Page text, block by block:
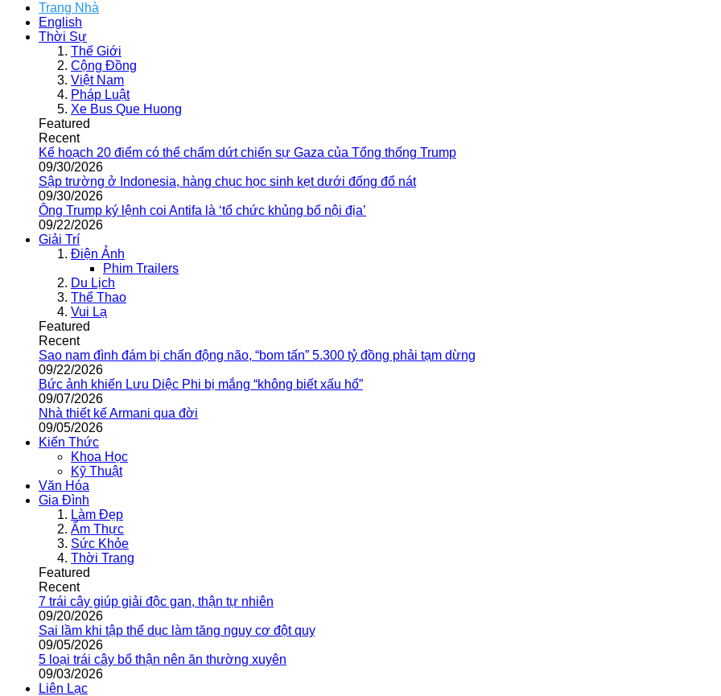
Trang Nhà
English
Thời Sự
Thế Giới
Cộng Đồng
Việt Nam
Pháp Luật
Xe Bus Que Huong
Featured
Recent
Kế hoạch 20 điểm có thể chấm dứt chiến sự Gaza của Tổng thống Trump
09/30/2026
Sập trường ở Indonesia, hàng chục học sinh kẹt dưới đống đổ nát
09/30/2026
Ông Trump ký lệnh coi Antifa là ‘tổ chức khủng bố nội địa’
09/22/2026
Giải Trí
Điện Ảnh
Phim Trailers
Du Lịch
Thể Thao
Vui Lạ
Featured
Recent
Sao nam đình đám bị chấn động não, “bom tấn” 5.300 tỷ đồng phải tạm dừng
09/22/2026
Bức ảnh khiến Lưu Diệc Phi bị mắng “không biết xấu hổ”
09/07/2026
Nhà thiết kế Armani qua đời
09/05/2026
Kiến Thức
Khoa Học
Kỹ Thuật
Văn Hóa
Gia Đình
Làm Đẹp
Ẩm Thực
Sức Khỏe
Thời Trang
Featured
Recent
7 trái cây giúp giải độc gan, thận tự nhiên
09/20/2026
Sai lầm khi tập thể dục làm tăng nguy cơ đột quỵ
09/05/2026
5 loại trái cây bổ thận nên ăn thường xuyên
09/03/2026
Liên Lạc